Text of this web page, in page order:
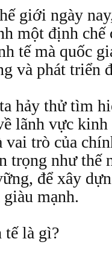
giới ngày
một định
tế mà quốc
và phát triển
hảy thử tìm
lãnh vực
vai trò của
trọng như thế
để xây
mạnh.
tế là gì?